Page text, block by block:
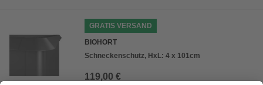
GRATIS VERSAND
BIOHORT
Schneckenschutz, HxL: 4 x 101cm
119,00 €